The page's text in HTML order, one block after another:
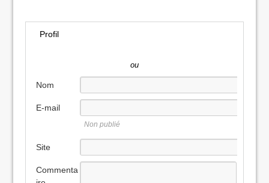
Profil
ou
Nom
E-mail
Non publié
Site
Commenta